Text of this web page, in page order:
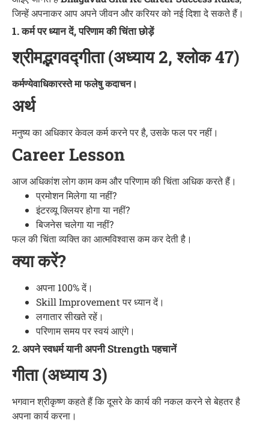
जिन्हें अपनाकर आप अपने जीवन और करियर को नई दिशा दे सकते हैं।
1. कर्म पर ध्यान दें, परिणाम की चिंता छोड़ें
श्रीमद्भगवद्गीता (अध्याय 2, श्लोक 47)
कर्मण्येवाधिकारस्ते मा फलेषु कदाचन।
अर्थ
मनुष्य का अधिकार केवल कर्म करने पर है, उसके फल पर नहीं।
Career Lesson
आज अधिकांश लोग काम कम और परिणाम की चिंता अधिक करते हैं।
प्रमोशन मिलेगा या नहीं?
इंटरव्यू क्लियर होगा या नहीं?
बिजनेस चलेगा या नहीं?
फल की चिंता व्यक्ति का आत्मविश्वास कम कर देती है।
क्या करें?
अपना 100% दें।
Skill Improvement पर ध्यान दें।
लगातार सीखते रहें।
परिणाम समय पर स्वयं आएंगे।
2. अपने स्वधर्म यानी अपनी Strength पहचानें
गीता (अध्याय 3)
भगवान श्रीकृष्ण कहते हैं कि दूसरे के कार्य की नकल करने से बेहतर है
अपना कार्य करना।